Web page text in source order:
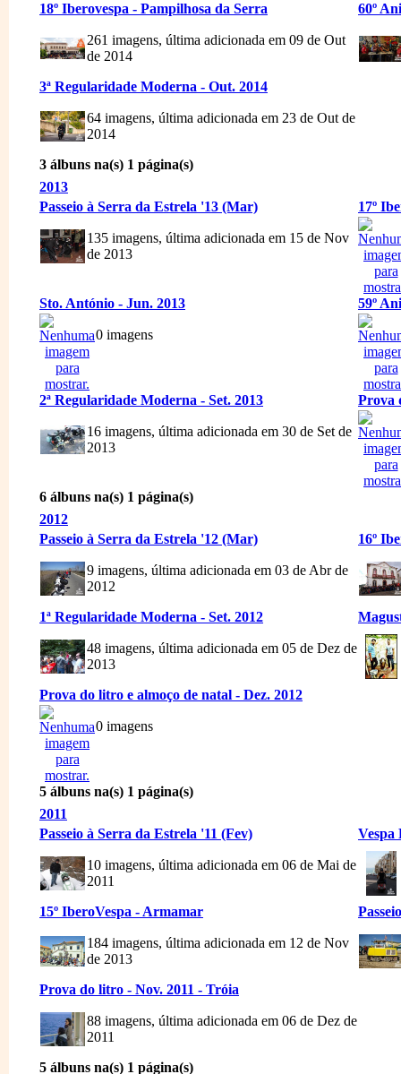
18º Iberovespa - Pampilhosa da Serra
261 imagens, última adicionada em 09 de Out
de 2014
60º
3ª Regularidade Moderna - Out. 2014
64 imagens, última adicionada em 23 de Out de
2014
3 álbuns na(s) 1 página(s)
2013
Passeio à Serra da Estrela '13 (Mar)
135 imagens, última adicionada em 15 de Nov
de 2013
17º
Sto. António - Jun. 2013
0 imagens
59º
2ª Regularidade Moderna - Set. 2013
16 imagens, última adicionada em 30 de Set de
2013
Prova
6 álbuns na(s) 1 página(s)
2012
Passeio à Serra da Estrela '12 (Mar)
9 imagens, última adicionada em 03 de Abr de
2012
16º
1ª Regularidade Moderna - Set. 2012
48 imagens, última adicionada em 05 de Dez de
2013
Prova do litro e almoço de natal - Dez. 2012
0 imagens
5 álbuns na(s) 1 página(s)
2011
Passeio à Serra da Estrela '11 (Fev)
10 imagens, última adicionada em 06 de Mai de
2011
Vespa
15º IberoVespa - Armamar
184 imagens, última adicionada em 12 de Nov
de 2013
Prova do litro - Nov. 2011 - Tróia
88 imagens, última adicionada em 06 de Dez de
2011
5 álbuns na(s) 1 página(s)